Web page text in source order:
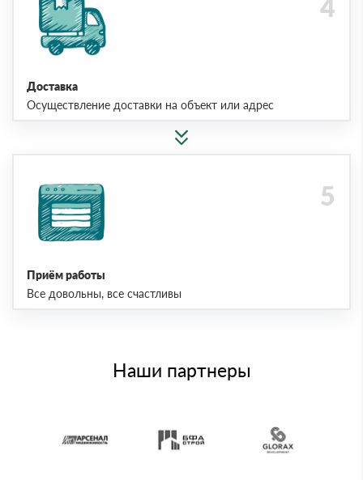
Доставка
Осуществление доставки на объект или адрес
Приём работы
Все довольны, все счастливы
Наши партнеры